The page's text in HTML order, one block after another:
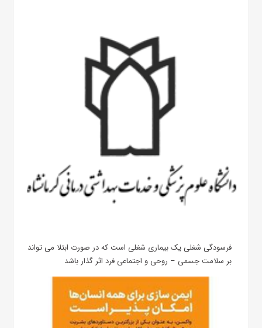
فرسودگی شغلی یک بیماری شغلی است که در صورت ابتلا می تواند
بر سلامت جسمی – روحی و اجتماعی فرد اثر گذار باشد